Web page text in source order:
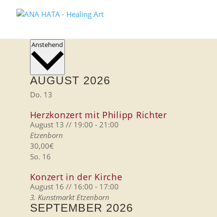
Veranstaltungen
Ansichten-
Navigation
Anstehend Datum
AUGUST 2026
Do. 13
Herzkonzert mit Philipp Richter
August 13 // 19:00 - 21:00
Etzenborn
30,00€
So. 16
Konzert in der Kirche
August 16 // 16:00 - 17:00
3. Kunstmarkt Etzenborn
SEPTEMBER 2026